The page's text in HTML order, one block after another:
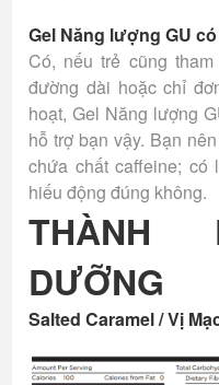
Gel Năng lượng GU
Có, nếu trẻ cũng
đường dài hoặc chỉ
hoạt, Gel Năng lượng
hỗ trợ bạn vậy. Bạn
chứa chất caffeine; có
hiếu động đúng không.
THÀNH
DƯỠNG
Salted Caramel / Vị